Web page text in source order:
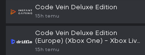
Code Vein Deluxe Edition
15h temu
Code Vein Deluxe Edition
(Europe) (Xbox One) - Xbox Live
- Digital Key
15h temu